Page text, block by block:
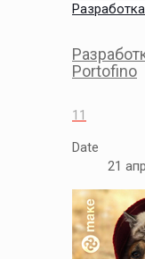
Portofino
11
Date
21